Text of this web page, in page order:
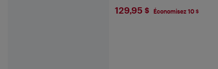
$129.95
129,95 $ Économisez 10 $